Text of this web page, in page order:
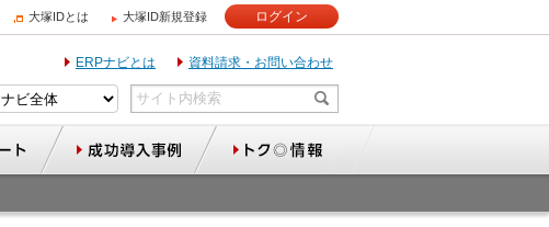
大塚IDとは 大塚ID新規登録 ログイン
ERPナビとは 資料請求・お問い合わせ